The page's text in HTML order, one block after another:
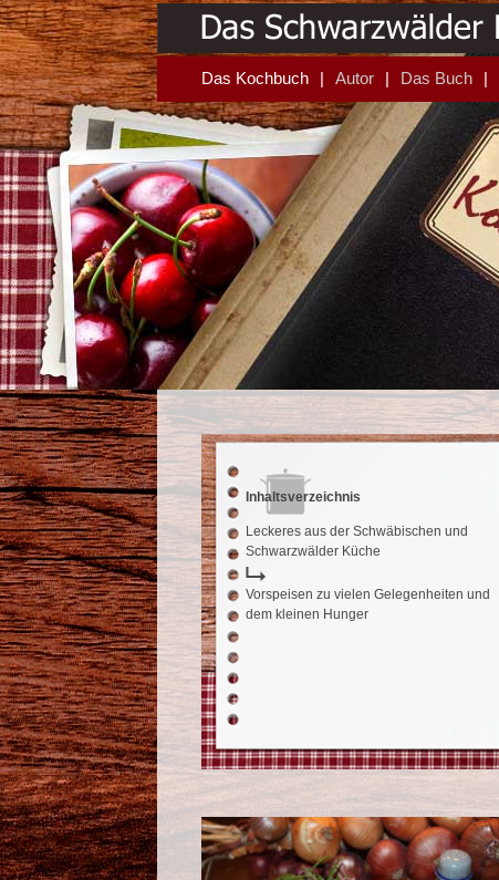
Das Kochbuch Autor Das Buch
Inhaltsverzeichnis
Leckeres aus der Schwäbischen und
Schwarzwälder Küche
Vorspeisen zu vielen Gelegenheiten und
dem kleinen Hunger